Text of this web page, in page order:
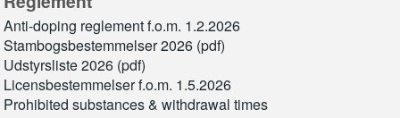
Anti-doping reglement f.o.m. 1.2.2026
Stambogsbestemmelser 2026 (pdf)
Udstyrsliste 2026 (pdf)
Licensbestemmelser f.o.m. 1.5.2026
Prohibited substances & withdrawal times